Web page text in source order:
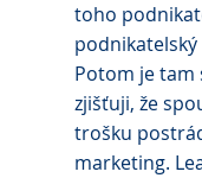
toho
podnikatelský
Potom je tam
zjišťuji, že
trošku
marketing.